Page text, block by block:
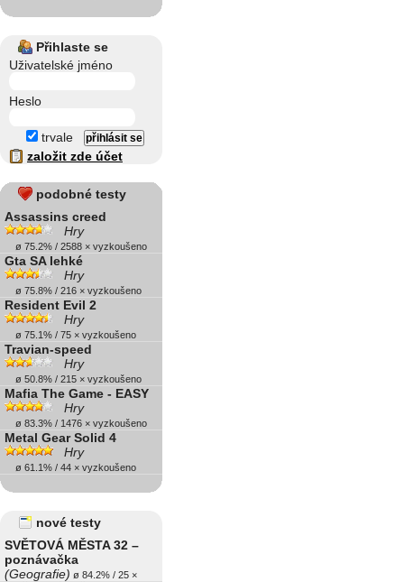
Přihlaste se
Uživatelské jméno
Heslo
trvale
založit zde účet
podobné testy
Assassins creed
Hry
ø 75.2% / 2588 × vyzkoušeno
Gta SA lehké
Hry
ø 75.8% / 216 × vyzkoušeno
Resident Evil 2
Hry
ø 75.1% / 75 × vyzkoušeno
Travian-speed
Hry
ø 50.8% / 215 × vyzkoušeno
Mafia The Game - EASY
Hry
ø 83.3% / 1476 × vyzkoušeno
Metal Gear Solid 4
Hry
ø 61.1% / 44 × vyzkoušeno
nové testy
SVĚTOVÁ MĚSTA 32 –
poznávačka
(Geografie) ø 84.2% / 25 ×